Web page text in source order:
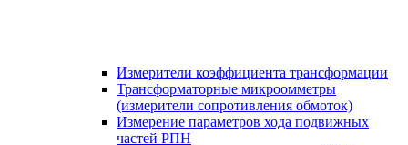
Измерители коэффициента трансформации
Трансформаторные микроомметры
(измерители сопротивления обмоток)
Измерение параметров хода подвижных
частей РПН